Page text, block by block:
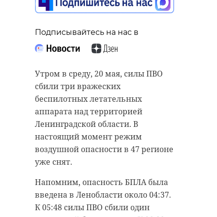
Подписывайтесь на нас в
Утром в среду, 20 мая, силы ПВО
сбили три вражеских
беспилотных летательных
аппарата над территорией
Ленинградской области. В
настоящий момент режим
воздушной опасности в 47 регионе
уже снят.
Напомним, опасность БПЛА была
введена в Ленобласти около 04:37.
К 05:48 силы ПВО сбили один
деревья в формовом
20 мая, 07:14
Подписывайтесь на нас в
На территории формового
плодового сада в парке Монрепо
(Выборгский район Ленобласти)
Специалисты заменяют погибшие
яблони и груши, высаживая на их
место молодые здоровые деревья.
Подписывайтесь на нас в
Губернатор Ленинградской
области Александр Дрозденко
прибыл с рабочей поездкой в
новые регионы. Он передал
технику и необходимое
«Барс-Ленинградец» и
подшефному ремонтно-
восстановительному батальону.